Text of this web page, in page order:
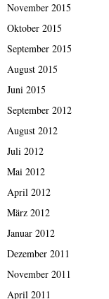
November 2015
Oktober 2015
September 2015
August 2015
Juni 2015
September 2012
August 2012
Juli 2012
Mai 2012
April 2012
März 2012
Januar 2012
Dezember 2011
November 2011
April 2011